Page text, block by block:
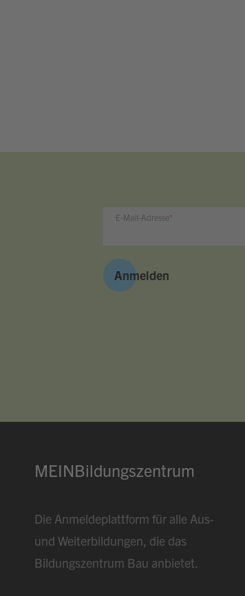
E-Mail-Adresse
Anmelden
MEINBildungszentrum
Die Anmeldeplattform für alle Aus-
und Weiterbildungen, die das
Bildungszentrum Bau anbietet.